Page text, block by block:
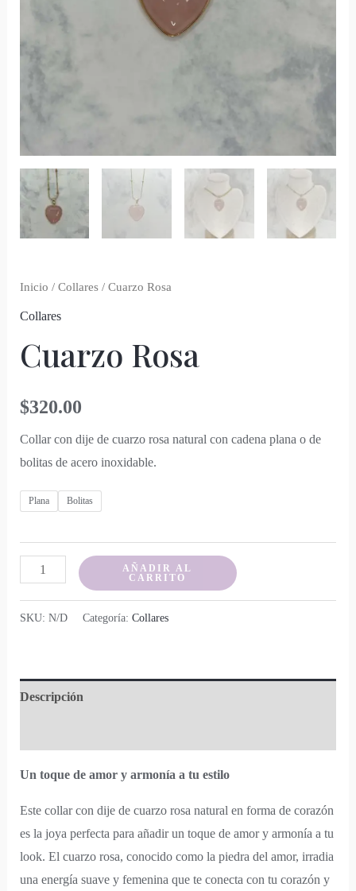
Inicio / Collares/ Cuarzo Rosa
Collares
Cuarzo Rosa
$320.00
Collar con dije de cuarzo rosa natural con cadena plana o de
bolitas de acero inoxidable.
Plana Bolitas
Cuarzo
cantidad
AÑADIR AL
CARRITO
SKU: N/D Categoría: Collares
Descripción
Un toque de amor y armonía a tu estilo
Este collar con dije de cuarzo rosa natural en forma de corazón
es la joya perfecta para añadir un toque de amor y armonía a tu
look. El cuarzo rosa, conocido como la piedra del amor, irradia
una energía suave y femenina que te conecta con tu corazón y